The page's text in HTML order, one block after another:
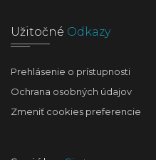
Užitočné Odkazy
Prehlásenie o prístupnosti
Ochrana osobných údajov
Zmeniť cookies preferencie